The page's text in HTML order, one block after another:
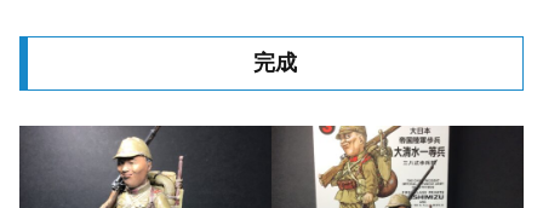
完成